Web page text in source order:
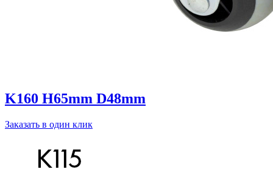
K160 H65mm D48mm
Заказать в один клик